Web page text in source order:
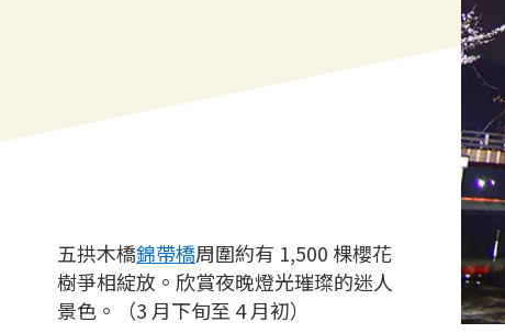
五拱木橋錦帶橋周圍約有 1,500 棵櫻花
樹爭相綻放。欣賞夜晚燈光璀璨的迷人
景色。（3 月下旬至 4 月初）